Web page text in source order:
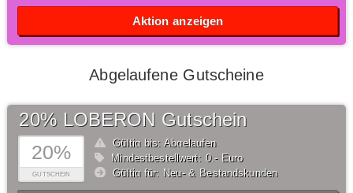
Aktion anzeigen
Abgelaufene Gutscheine
20%
GUTSCHEIN
20% LOBERON Gutschein
Gültig bis: Abgelaufen
Mindestbestellwert: 0,- Euro
Gültig für: Neu- & Bestandskunden